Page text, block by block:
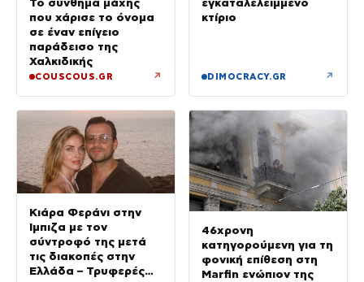
που χάρισε το όνομα
σε έναν επίγειο
παράδεισο της
Χαλκιδικής
COUSCOUS.GR ↗
κτίριο
DIMOCRACY.GR ↗
Κιάρα Φεράνι στην
Ίμπιζα με τον
σύντροφό της μετά
τις διακοπές στην
Ελλάδα – Τρυφερές
46χρονη
κατηγορούμενη για τη
φονική επίθεση στη
Marfin ενώπιον της